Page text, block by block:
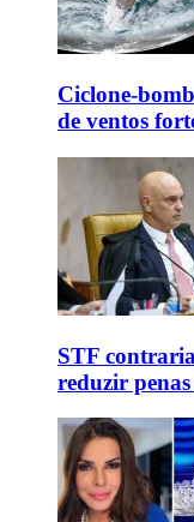
Ciclone-
de ventos
STF
reduzir penas